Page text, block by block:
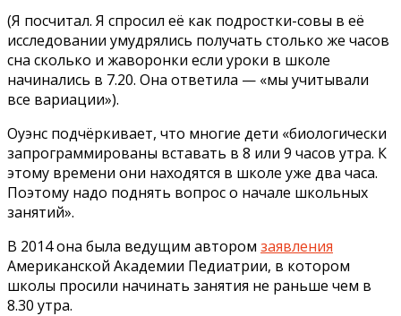
(Я посчитал. Я спросил её как подростки-совы в её
исследовании умудрялись получать столько же часов
сна сколько и жаворонки если уроки в школе
начинались в 7.20. Она ответила — «мы учитывали
все вариации»).
Оуэнс подчёркивает, что многие дети «биологически
запрограммированы вставать в 8 или 9 часов утра. К
этому времени они находятся в школе уже два часа.
Поэтому надо поднять вопрос о начале школьных
занятий».
В 2014 она была ведущим автором заявления
Американской Академии Педиатрии, в котором
школы просили начинать занятия не раньше чем в
8.30 утра.